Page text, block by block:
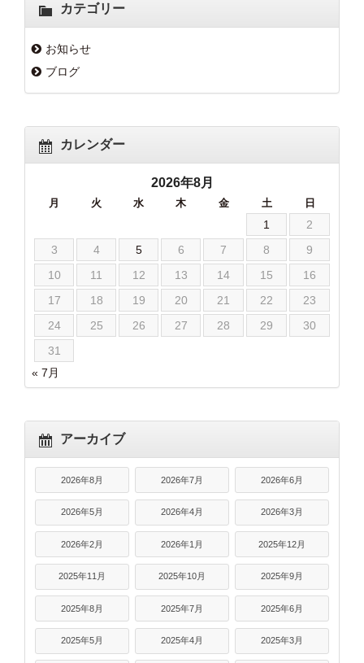
カテゴリー
お知らせ
ブログ
カレンダー
2026年8月
月 火 水 木 金 土 日
1
2
3
4 5 6 7 8
9
10
11 12 13 14 15
16
17
18 19 20 21 22
23
24
25 26 27 28 29
30
31
« 7月
アーカイブ
2026年8月 2026年7月 2026年6月
2026年5月 2026年4月 2026年3月
2026年2月 2026年1月 2025年12月
2025年11月 2025年10月 2025年9月
2025年8月 2025年7月 2025年6月
2025年5月 2025年4月 2025年3月